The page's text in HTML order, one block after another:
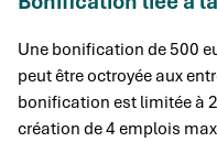
Une bonification de 500
peut être octroyée aux
bonification est limitée à
création de 4 emplois